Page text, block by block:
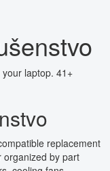
laptop. 41+
replacement
organized by part